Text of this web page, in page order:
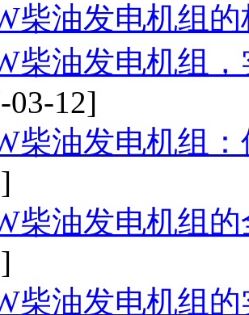
柴油发电机组
柴油发电机组
03-12]
柴油发电机组
柴油发电机组
柴油发电机组